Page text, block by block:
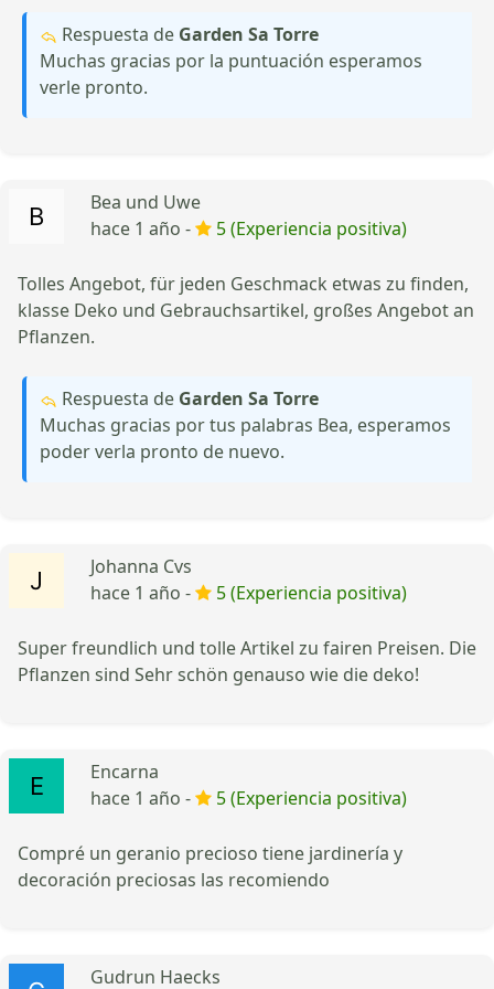
Respuesta de Garden Sa Torre
Muchas gracias por la puntuación esperamos
verle pronto.
Bea und Uwe
hace 1 año -
5 (Experiencia positiva)
Tolles Angebot, für jeden Geschmack etwas zu finden,
klasse Deko und Gebrauchsartikel, großes Angebot an
Pflanzen.
Respuesta de Garden Sa Torre
Muchas gracias por tus palabras Bea, esperamos
poder verla pronto de nuevo.
Johanna Cvs
hace 1 año -
5 (Experiencia positiva)
Super freundlich und tolle Artikel zu fairen Preisen. Die
Pflanzen sind Sehr schön genauso wie die deko!
Encarna
hace 1 año -
5 (Experiencia positiva)
Compré un geranio precioso tiene jardinería y
decoración preciosas las recomiendo
Gudrun Haecks